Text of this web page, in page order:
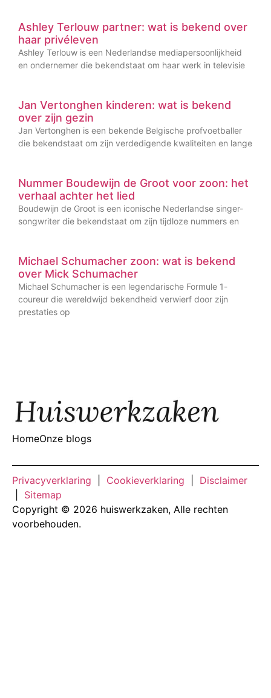
Ashley Terlouw partner: wat is bekend over
haar privéleven
Ashley Terlouw is een Nederlandse mediapersoonlijkheid
en ondernemer die bekendstaat om haar werk in televisie
Jan Vertonghen kinderen: wat is bekend
over zijn gezin
Jan Vertonghen is een bekende Belgische profvoetballer
die bekendstaat om zijn verdedigende kwaliteiten en lange
Nummer Boudewijn de Groot voor zoon: het
verhaal achter het lied
Boudewijn de Groot is een iconische Nederlandse singer-
songwriter die bekendstaat om zijn tijdloze nummers en
Michael Schumacher zoon: wat is bekend
over Mick Schumacher
Michael Schumacher is een legendarische Formule 1-
coureur die wereldwijd bekendheid verwierf door zijn
prestaties op
HomeOnze blogs
Privacyverklaring Cookieverklaring
Disclaimer
Sitemap
Copyright © 2026 huiswerkzaken, Alle rechten
voorbehouden.